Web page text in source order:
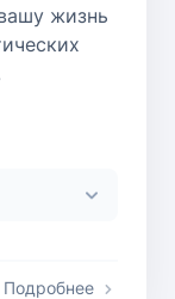
жизнь
Подробнее